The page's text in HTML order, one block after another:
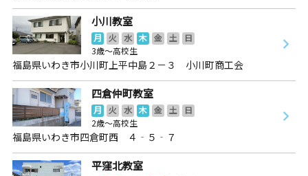
小川教室
月 火 水 木 金 土
日
3歳～高校生
福島県いわき市小川町上平中島２－３ 小川町商工会
四倉仲町教室
月 火 水 木 金 土
日
2歳～高校生
福島県いわき市四倉町西 ４‐５‐７
平窪北教室